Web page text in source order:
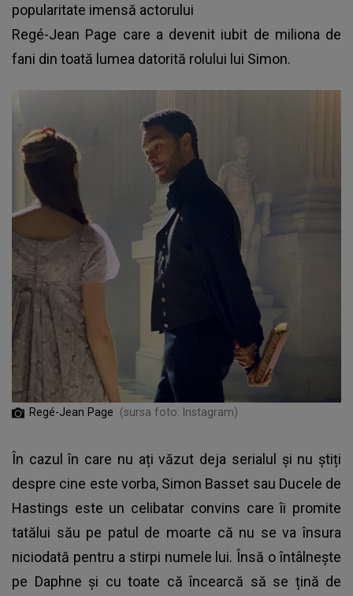
popularitate imensă actorului
Regé-Jean Page care a devenit iubit de miliona de
fani din toată lumea datorită rolului lui Simon.
Regé-Jean Page (sursa foto: Instagram)
În cazul în care nu ați văzut deja serialul și nu știți
despre cine este vorba, Simon Basset sau Ducele de
Hastings este un celibatar convins care îi promite
tatălui său pe patul de moarte că nu se va însura
niciodată pentru a stirpi numele lui. Însă o întâlnește
pe Daphne și cu toate că încearcă să se țină de